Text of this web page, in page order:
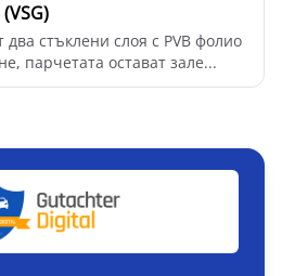
стъклени слоя с PVB фолио
парчетата остават зале...